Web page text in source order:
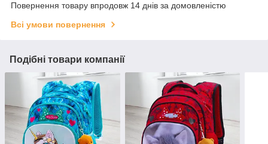
Повернення товару впродовж 14 днів за домовленістю
Всі умови повернення
Подібні товари компанії